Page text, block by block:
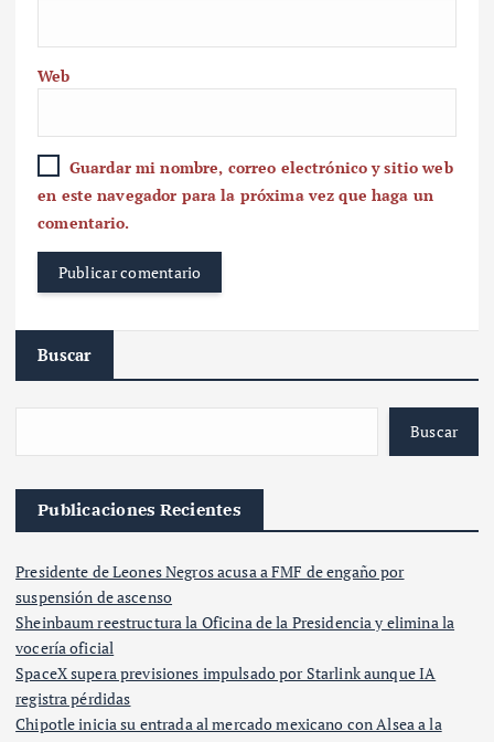
Web
Guardar mi nombre, correo electrónico y sitio web
en este navegador para la próxima vez que haga un
comentario.
Buscar
Buscar
Publicaciones Recientes
Presidente de Leones Negros acusa a FMF de engaño por
suspensión de ascenso
Sheinbaum reestructura la Oficina de la Presidencia y elimina la
vocería oficial
SpaceX supera previsiones impulsado por Starlink aunque IA
registra pérdidas
Chipotle inicia su entrada al mercado mexicano con Alsea a la